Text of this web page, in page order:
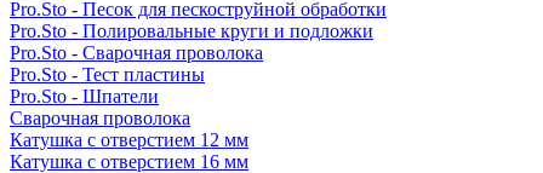
Pro.Sto - Песок для пескоструйной обработки
Pro.Sto - Полировальные круги и подложки
Pro.Sto - Сварочная проволока
Pro.Sto - Тест пластины
Pro.Sto - Шпатели
Сварочная проволока
Катушка с отверстием 12 мм
Катушка с отверстием 16 мм